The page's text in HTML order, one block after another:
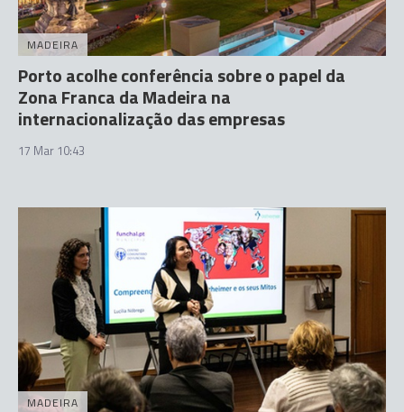
MADEIRA
Porto acolhe conferência sobre o papel da
Zona Franca da Madeira na
internacionalização das empresas
17 Mar 10:43
MADEIRA